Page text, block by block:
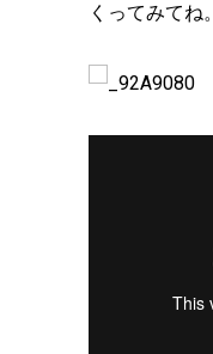
くってみてね。